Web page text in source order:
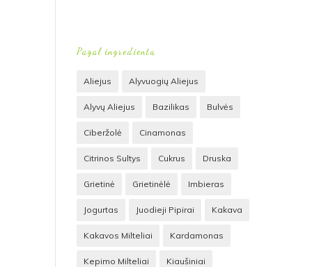
Pagal ingredientą
Aliejus Alyvuogių Aliejus
Alyvų Aliejus Bazilikas Bulvės
Ciberžolė Cinamonas
Citrinos Sultys Cukrus Druska
Grietinė Grietinėlė Imbieras
Jogurtas Juodieji Pipirai Kakava
Kakavos Milteliai Kardamonas
Kepimo Milteliai Kiaušiniai